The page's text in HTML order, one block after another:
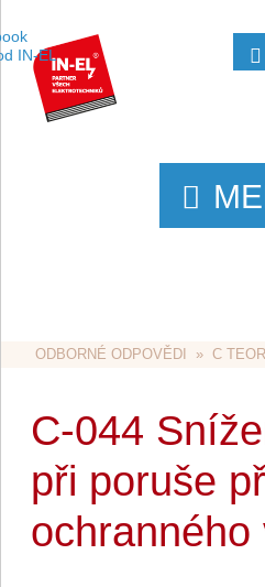
ODBORNÉ ODPOVĚDI
  »
C
C-044
při poruše
ochranného